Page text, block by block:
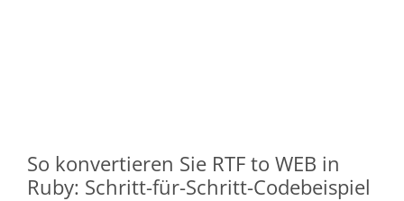
So konvertieren Sie RTF to WEB in
Ruby: Schritt-für-Schritt-Codebeispiel